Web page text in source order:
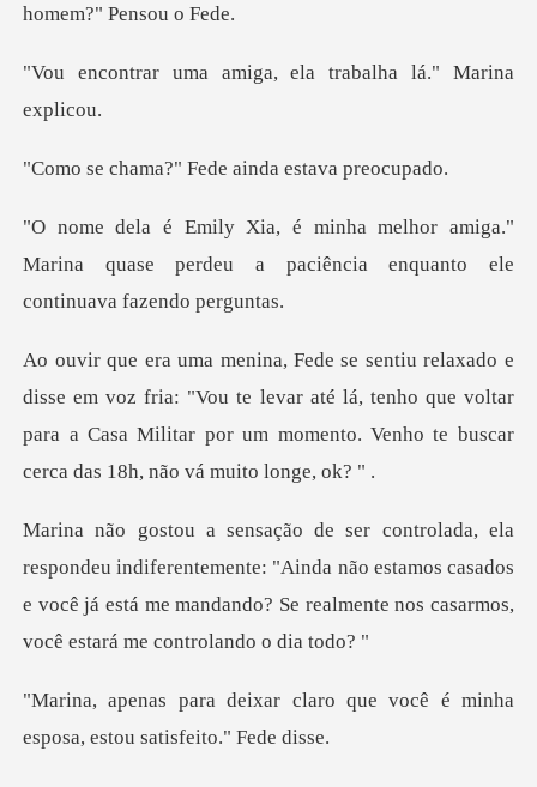
miga, ela trabalha l
" Fede ainda es
amiga."
Marina quase perdeu a paciência e
ria: "Vou te levar até lá, tenho que voltar
para a Casa Militar por u
erentemente: "Ainda não estamos casados
e você já está me mandando?
laro que você é minha
esposa,